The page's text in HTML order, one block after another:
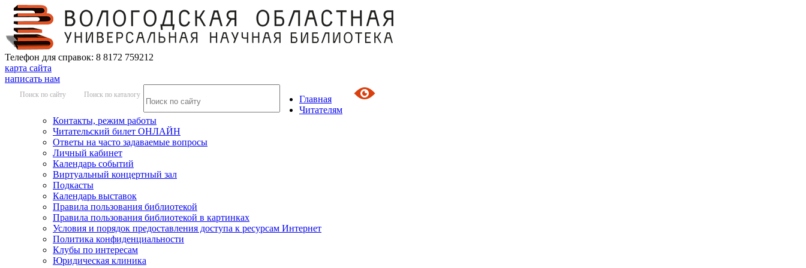
Телефон для справок: 8 8172 759212
карта сайта
написать нам
Поиск по сайту Поиск по каталогу
Главная
Читателям
Контакты, режим работы
Читательский билет ОНЛАЙН
Ответы на часто задаваемые вопросы
Личный кабинет
Календарь событий
Виртуальный концертный зал
Подкасты
Календарь выставок
Правила пользования библиотекой
Правила пользования библиотекой в картинках
Условия и порядок предоставления доступа к ресурсам Интернет
Политика конфиденциальности
Клубы по интересам
Юридическая клиника